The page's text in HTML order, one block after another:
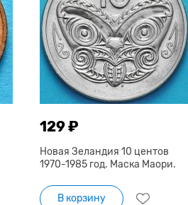
129 ₽
Новая Зеландия 10 центов
1970-1985 год. Маска Маори.
В корзину